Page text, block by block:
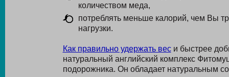
количеством меда,
потреблять меньше калорий, чем Вы
нагрузки.
Как правильно удержать веси быстрее
натуральный английский комплекс
подорожника. Он обладает натуральным